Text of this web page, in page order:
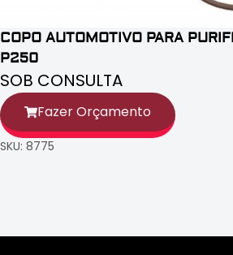
COPO AUTOMOTIVO PARA
P250
SOB CONSULTA
Fazer Orçamento
SKU: 8775